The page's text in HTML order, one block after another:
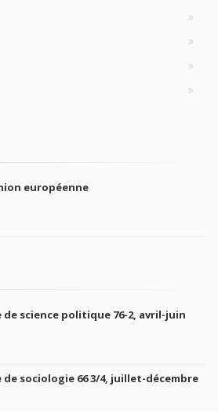
européenne
de science politique 76-2, avril-juin
de sociologie 66 3/4, juillet-décembre